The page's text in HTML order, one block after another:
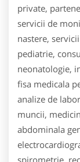
private,
servicii de
nastere,
pediatrie,
neonatologie,
fisa medicala
analize de
muncii,
abdominala
spirometrie,